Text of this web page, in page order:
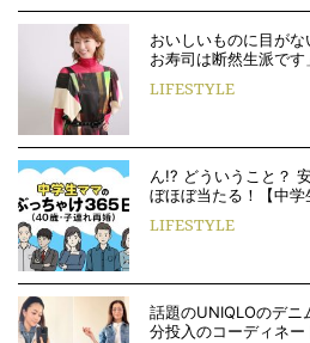
おいしいものに目が
お寿司は断然生派で
LIFESTYLE
ん!? どういうこと？
ぼほぼ当たる！【中
LIFESTYLE
話題のUNIQLOのデニ
分投入のコーディネー